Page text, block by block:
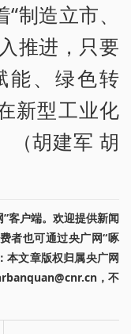
制造立市、
推进，只要
能、绿色转
新型工业化
（胡建军 胡
客户端。欢迎提供新闻
者也可通过央广网“啄
本文章版权归属央广网
，不